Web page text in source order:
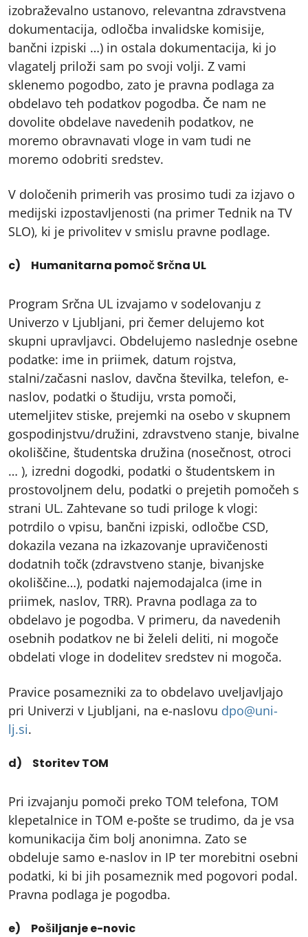
izobraževalno ustanovo, relevantna zdravstvena
dokumentacija, odločba invalidske komisije,
bančni izpiski …) in ostala dokumentacija, ki jo
vlagatelj priloži sam po svoji volji. Z vami
sklenemo pogodbo, zato je pravna podlaga za
obdelavo teh podatkov pogodba. Če nam ne
dovolite obdelave navedenih podatkov, ne
moremo obravnavati vloge in vam tudi ne
moremo odobriti sredstev.
V določenih primerih vas prosimo tudi za izjavo o
medijski izpostavljenosti (na primer Tednik na TV
SLO), ki je privolitev v smislu pravne podlage.
c) Humanitarna pomoč Srčna UL
Program Srčna UL izvajamo v sodelovanju z
Univerzo v Ljubljani, pri čemer delujemo kot
skupni upravljavci. Obdelujemo naslednje osebne
podatke: ime in priimek, datum rojstva,
stalni/začasni naslov, davčna številka, telefon, e-
naslov, podatki o študiju, vrsta pomoči,
utemeljitev stiske, prejemki na osebo v skupnem
gospodinjstvu/družini, zdravstveno stanje, bivalne
okoliščine, študentska družina (nosečnost, otroci
… ), izredni dogodki, podatki o študentskem in
prostovoljnem delu, podatki o prejetih pomočeh s
strani UL. Zahtevane so tudi priloge k vlogi:
potrdilo o vpisu, bančni izpiski, odločbe CSD,
dokazila vezana na izkazovanje upravičenosti
dodatnih točk (zdravstveno stanje, bivanjske
okoliščine…), podatki najemodajalca (ime in
priimek, naslov, TRR). Pravna podlaga za to
obdelavo je pogodba. V primeru, da navedenih
osebnih podatkov ne bi želeli deliti, ni mogoče
obdelati vloge in dodelitev sredstev ni mogoča.
Pravice posamezniki za to obdelavo uveljavljajo
pri Univerzi v Ljubljani, na e-naslovu dpo@uni-
lj.si.
d) Storitev TOM
Pri izvajanju pomoči preko TOM telefona, TOM
klepetalnice in TOM e-pošte se trudimo, da je vsa
komunikacija čim bolj anonimna. Zato se
obdeluje samo e-naslov in IP ter morebitni osebni
podatki, ki bi jih posameznik med pogovori podal.
Pravna podlaga je pogodba.
e) Pošiljanje e-novic